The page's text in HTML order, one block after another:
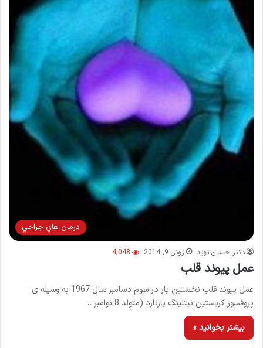
درمان هاي جراحي
دکتر حسین نوید ژوئن 9, 2014 4,048
عمل پیوند قلب
عمل پیوند قلب نخستین بار در سوم دسامبر سال 1967 به وسیله ی
پروفسور کریستین نیتلینگ بارنارد (متولد 8 نوامبر…
بیشتر بخوانید »